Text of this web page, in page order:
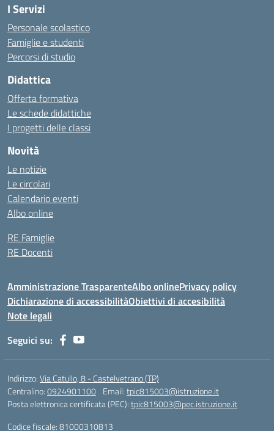
I Servizi
Personale scolastico
Famiglie e studenti
Percorsi di studio
Didattica
Offerta formativa
Le schede didattiche
I progetti delle classi
Novità
Le notizie
Le circolari
Calendario eventi
Albo online
RE Famiglie
RE Docenti
Amministrazione TrasparenteAlbo onlinePrivacy policy
Dichiarazione di accessibilitàObiettivi di accesibilità
Note legali
Seguici su:
Indirizzo:Via Catullo, 8 - Castelvetrano (TP)
Centralino:0924901100 Email:tpic815003@istruzione.it
Posta elettronica certificata (PEC):tpic815003@pec.istruzione.it
Codice fiscale: 81000310813